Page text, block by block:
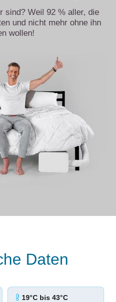
sind? Weil 92 % aller, die
und nicht mehr ohne ihn
wollen!
Daten
19°C bis 43°C